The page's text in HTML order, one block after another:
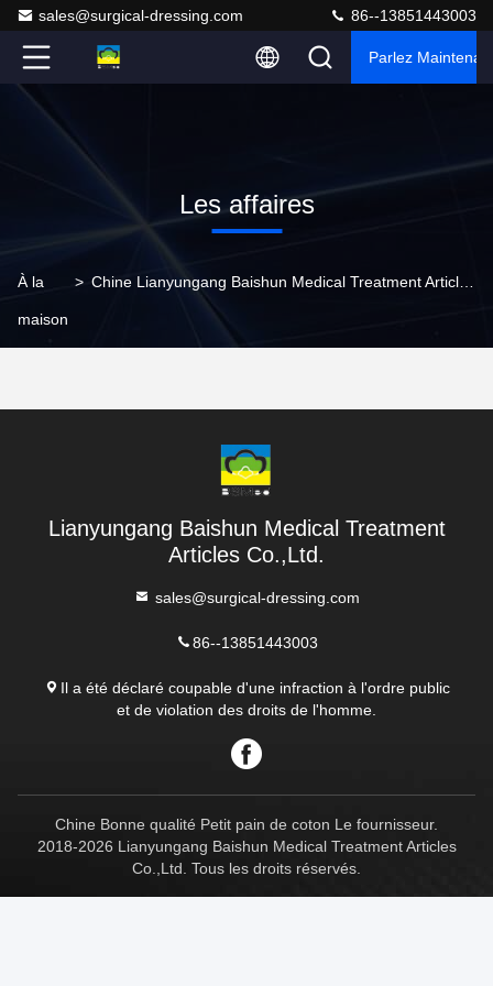
sales@surgical-dressing.com 86--13851443003
Parlez
Les affaires
À la
maison
>
Lianyungang Baishun Medical Treatment
Articles Co.,Ltd.
sales@surgical-dressing.com
86--13851443003
Il a été déclaré coupable d'une infraction à l'ordre public
et de violation des droits de l'homme.
Chine Bonne qualité Petit pain de coton Le fournisseur.
2018-2026 Lianyungang Baishun Medical Treatment Articles
Co.,Ltd. Tous les droits réservés.